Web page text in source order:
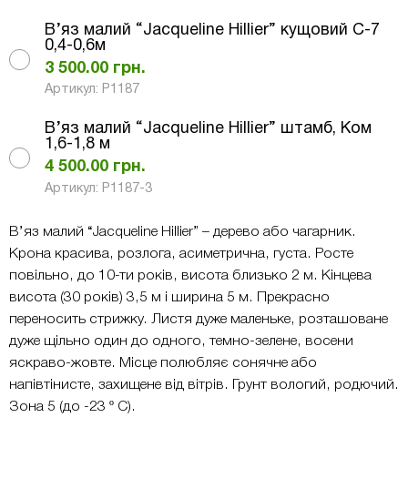
В’яз малий “Jacqueline Hillier” – дерево або чагарник.
Крона красива, розлога, асиметрична, густа. Росте
повільно, до 10-ти років, висота близько 2 м. Кінцева
висота (30 років) 3,5 м і ширина 5 м. Прекрасно
переносить стрижку. Листя дуже маленьке, розташоване
дуже щільно один до одного, темно-зелене, восени
яскраво-жовте. Місце полюбляє сонячне або
напівтінисте, захищене від вітрів. Грунт вологий, родючий.
Зона 5 (до -23 º C).
В’яз малий “Jacqueline Hillier” кущовий С-7
0,4-0,6м
3 500.00 грн.
Артикул: Р1187
В’яз малий “Jacqueline Hillier” штамб, Ком
1,6-1,8 м
4 500.00 грн.
Артикул: Р1187-3